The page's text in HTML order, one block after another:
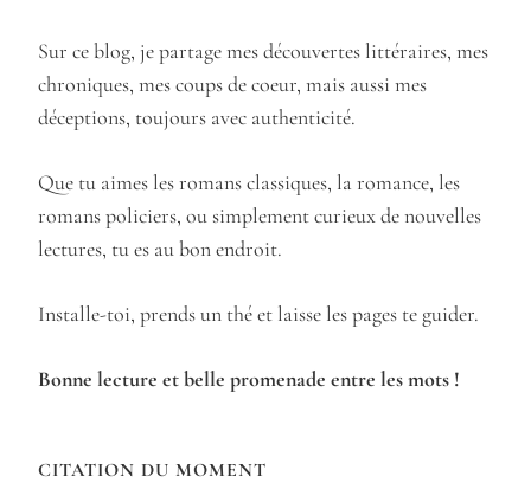
Sur ce blog, je partage mes découvertes littéraires, mes
chroniques, mes coups de coeur, mais aussi mes
déceptions, toujours avec authenticité.
Que tu aimes les romans classiques, la romance, les
romans policiers, ou simplement curieux de nouvelles
lectures, tu es au bon endroit.
Installe-toi, prends un thé et laisse les pages te guider.
Bonne lecture et belle promenade entre les mots !
CITATION DU MOMENT